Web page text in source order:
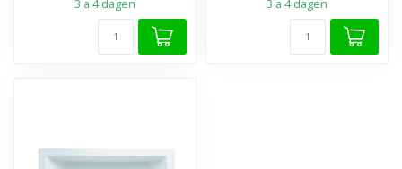
3 a 4 dagen 3 a 4 dagen